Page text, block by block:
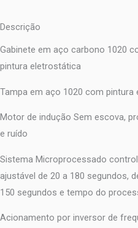
Descrição
Gabinete em aço carbono 1020
pintura eletrostática
Tampa em aço 1020 com
Motor de indução Sem escova,
e ruído
Sistema Microprocessado
ajustável de 20 a 180 segundos,
150 segundos e tempo do
Acionamento por inversor de